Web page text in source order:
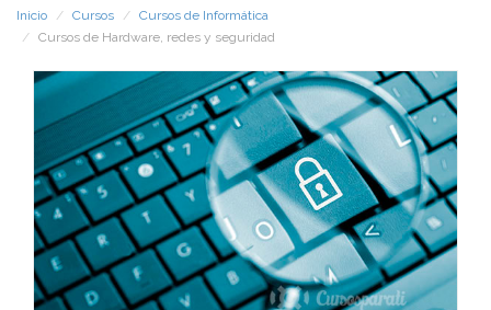
Inicio Cursos
Cursos de Informática
Cursos de Hardware, redes y seguridad